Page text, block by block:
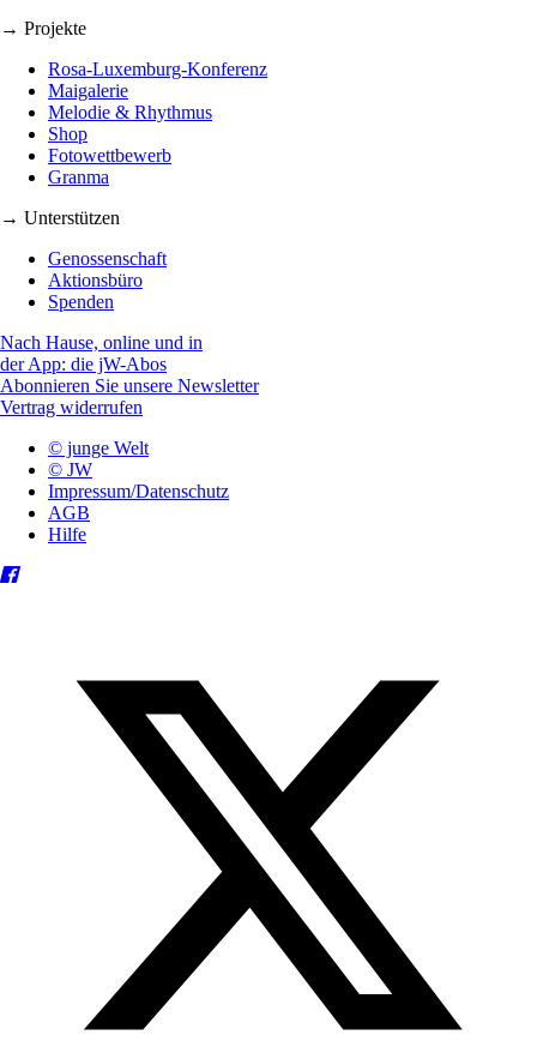
→ Projekte
Rosa-Luxemburg-Konferenz
Maigalerie
Melodie & Rhythmus
Shop
Fotowettbewerb
Granma
→ Unterstützen
Genossenschaft
Aktionsbüro
Spenden
Nach Hause, online und in
der App: die jW-Abos
Abonnieren Sie unsere Newsletter
Vertrag widerrufen
© junge Welt
© JW
Impressum/Datenschutz
AGB
Hilfe